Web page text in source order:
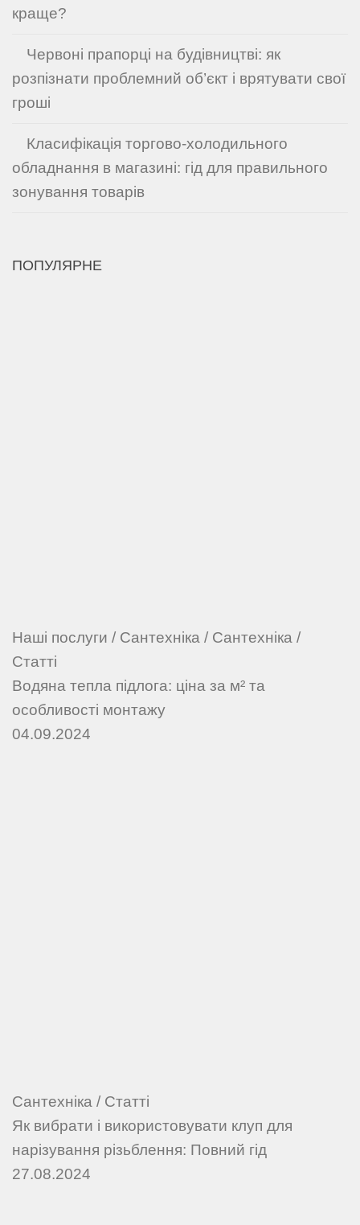
краще?
Червоні прапорці на будівництві: як
розпізнати проблемний об’єкт і врятувати свої
гроші
Класифікація торгово-холодильного
обладнання в магазині: гід для правильного
зонування товарів
ПОПУЛЯРНЕ
Наші послуги / Сантехніка / Сантехніка /
Статті
Водяна тепла підлога: ціна за м² та
особливості монтажу
04.09.2024
Сантехніка / Статті
Як вибрати і використовувати клуп для
нарізування різьблення: Повний гід
27.08.2024